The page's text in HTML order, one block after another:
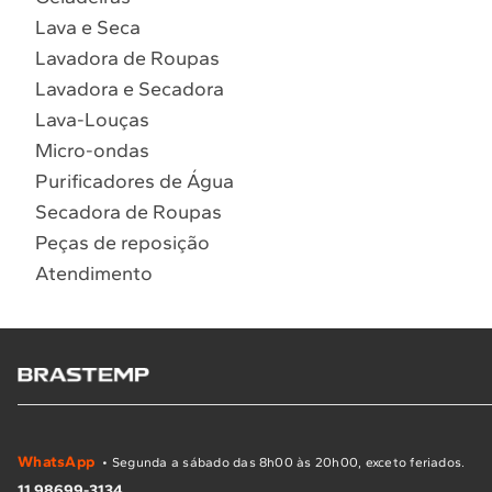
Lava e Seca
Lavadora de Roupas
Lavadora e Secadora
Lava-Louças
Micro-ondas
Purificadores de Água
Secadora de Roupas
Peças de reposição
Atendimento
WhatsApp • Segunda a sábado das 8h00 às 20h00, exceto feriados.